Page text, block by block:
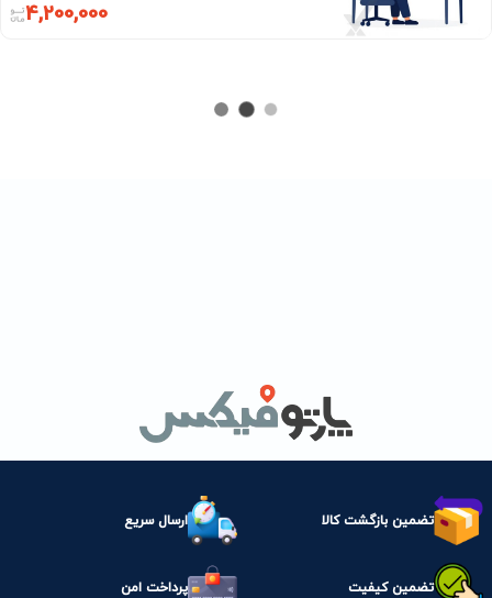
4,200,000
تضمین بازگشت کالا ارسال سریع
تضمین کیفیت پرداخت امن